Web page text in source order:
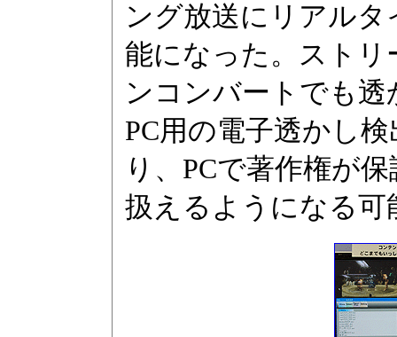
ング放送にリアル
能になった。スト
ンコンバートでも
PC用の電子透かし
り、PCで著作権が
扱えるようになる